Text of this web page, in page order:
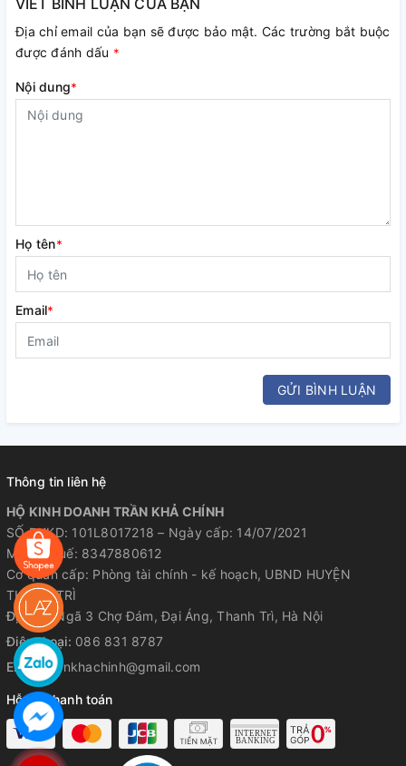
VIẾT BÌNH LUẬN CỦA BẠN
Địa chỉ email của bạn sẽ được bảo mật. Các trường bắt buộc
được đánh dấu *
Nội dung*
Họ tên*
Email*
GỬI BÌNH LUẬN
Thông tin liên hệ
HỘ KINH DOANH TRẦN KHẢ CHÍNH
SỐ ĐKKD: 101L8017218 – Ngày cấp: 14/07/2021
Mã số thuế: 8347880612
Cơ quan cấp: Phòng tài chính - kế hoạch, UBND HUYỆN
THANH TRÌ
Địa chỉ:Ngã 3 Chợ Đám, Đại Áng, Thanh Trì, Hà Nội
Điện thoại: 086 831 8787
Email:trankhachinh@gmail.com
Hỗ trợ thanh toán